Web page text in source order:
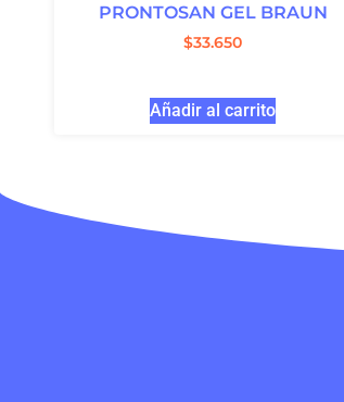
PRONTOSAN GEL BRAUN
$33.650
Añadir al carrito